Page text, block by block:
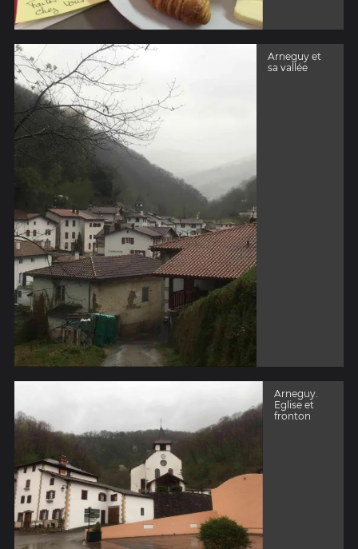
Arneguy et
sa vallée
Arneguy.
Eglise et
fronton